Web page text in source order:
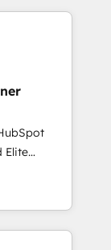
your
to be
using
on
we
minimize